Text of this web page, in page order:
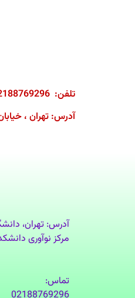
تلفن: 02188769296 و 09022113687
آدرس: تهران ،
آدرس: تهران،
مرکز نوآوری
تماس: